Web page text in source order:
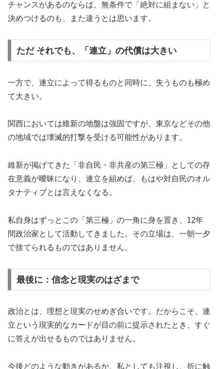
チャンスがあるのならば、無条件で「絶対に組まない」と
決めつけるのも、また違うとは思います。
ただ それでも、「連立」の代償は大きい
一方で、連立によって得るものと同時に、失うものも極め
て大きい。
関西においては維新の地盤は強固ですが、東京などその他
の地域では壊滅的打撃を受ける可能性があります。
維新が掲げてきた「非自民・非共産の第三極」としての存
在意義が曖昧になり、連立を組めば、もはや対自民のオル
タナティブとは言えなくなる。
私自身はずっとこの「第三極」の一角に身を置き、12年
間政治家として活動してきました。その立場は、一朝一夕
で捨てられるものではありません。
最後に：信念と現実のはざまで
政治とは、理想と現実のせめぎ合いです。だからこそ、連
立という現実的なカードが目の前に提示されたとき、すぐ
に答えが出せるものではありません。
今後どのような動きがあるか、私としても注視し、折に触